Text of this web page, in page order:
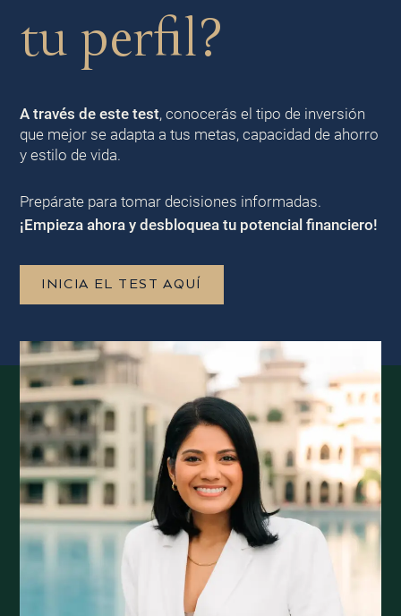
tu perfil?
A través de este test, conocerás el tipo de inversión
que mejor se adapta a tus metas, capacidad de ahorro
y estilo de vida.
Prepárate para tomar decisiones informadas.
¡Empieza ahora y desbloquea tu potencial financiero!
INICIA EL TEST AQUÍ